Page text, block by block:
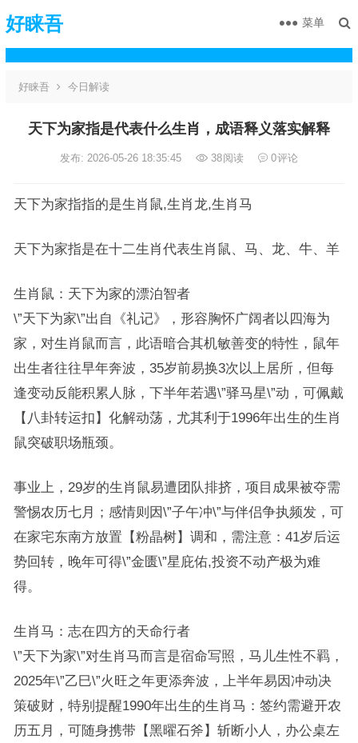
好睐吾 菜单
好睐吾 今日解读
天下为家指是代表什么生肖，成语释义落实解释
发布: 2026-05-26 18:35:45 38阅读 0评论
天下为家指指的是生肖鼠,生肖龙,生肖马
天下为家指是在十二生肖代表生肖鼠、马、龙、牛、羊
生肖鼠：天下为家的漂泊智者
\”天下为家\”出自《礼记》，形容胸怀广阔者以四海为
家，对生肖鼠而言，此语暗合其机敏善变的特性，鼠年
出生者往往早年奔波，35岁前易换3次以上居所，但每
逢变动反能积累人脉，下半年若遇\”驿马星\”动，可佩戴
【八卦转运扣】化解动荡，尤其利于1996年出生的生肖
鼠突破职场瓶颈。
事业上，29岁的生肖鼠易遭团队排挤，项目成果被夺需
警惕农历七月；感情则因\”子午冲\”与伴侣争执频发，可
在家宅东南方放置【粉晶树】调和，需注意：41岁后运
势回转，晚年可得\”金匮\”星庇佑,投资不动产极为难
得。
生肖马：志在四方的天命行者
\”天下为家\”对生肖马而言是宿命写照，马儿生性不羁，
2025年\”乙巳\”火旺之年更添奔波，上半年易因冲动决
策破财，特别提醒1990年出生的生肖马：签约需避开农
历五月，可随身携带【黑曜石斧】斩断小人，办公桌左